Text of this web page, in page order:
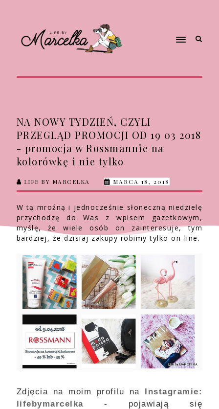
NA NOWY TYDZIEŃ, CZYLI
PRZEGLĄD PROMOCJI OD 19 03 2018
- promocja w Rossmannie na
kolorówkę i nie tylko
LIFE BY MARCELKA MARCA 18, 2018
W tą mroźną i jednocześnie słoneczną niedzielę
przychodzę do Was z wpisem gazetkowym,
myślę, że wiele osób on zainteresuje, tym
bardziej, że dzisiaj zakupy robimy tylko on-line.
Zdjęcia na moim profilu na Instagramie:
lifebymarcelka - pojawiają się